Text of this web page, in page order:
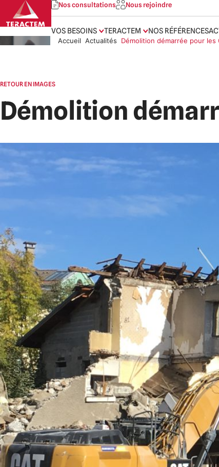
content
Nos consultations Nous rejoindre
VOS BESOINS TERACTEM NOS RÉFÉRENCES
Accueil Actualités Démolition démarrée pour les
RETOUR EN IMAGES
Démolition